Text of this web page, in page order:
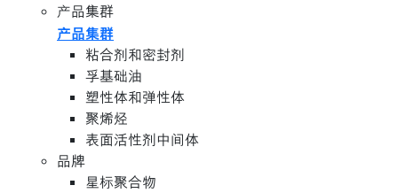
产品集群
产品集群
粘合剂和密封剂
孚基础油
塑性体和弹性体
聚烯烃
表面活性剂中间体
品牌
星标聚合物